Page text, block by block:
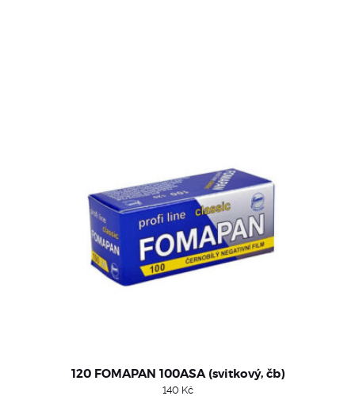
120 FOMAPAN 100ASA (svitkový, čb)
140 Kč